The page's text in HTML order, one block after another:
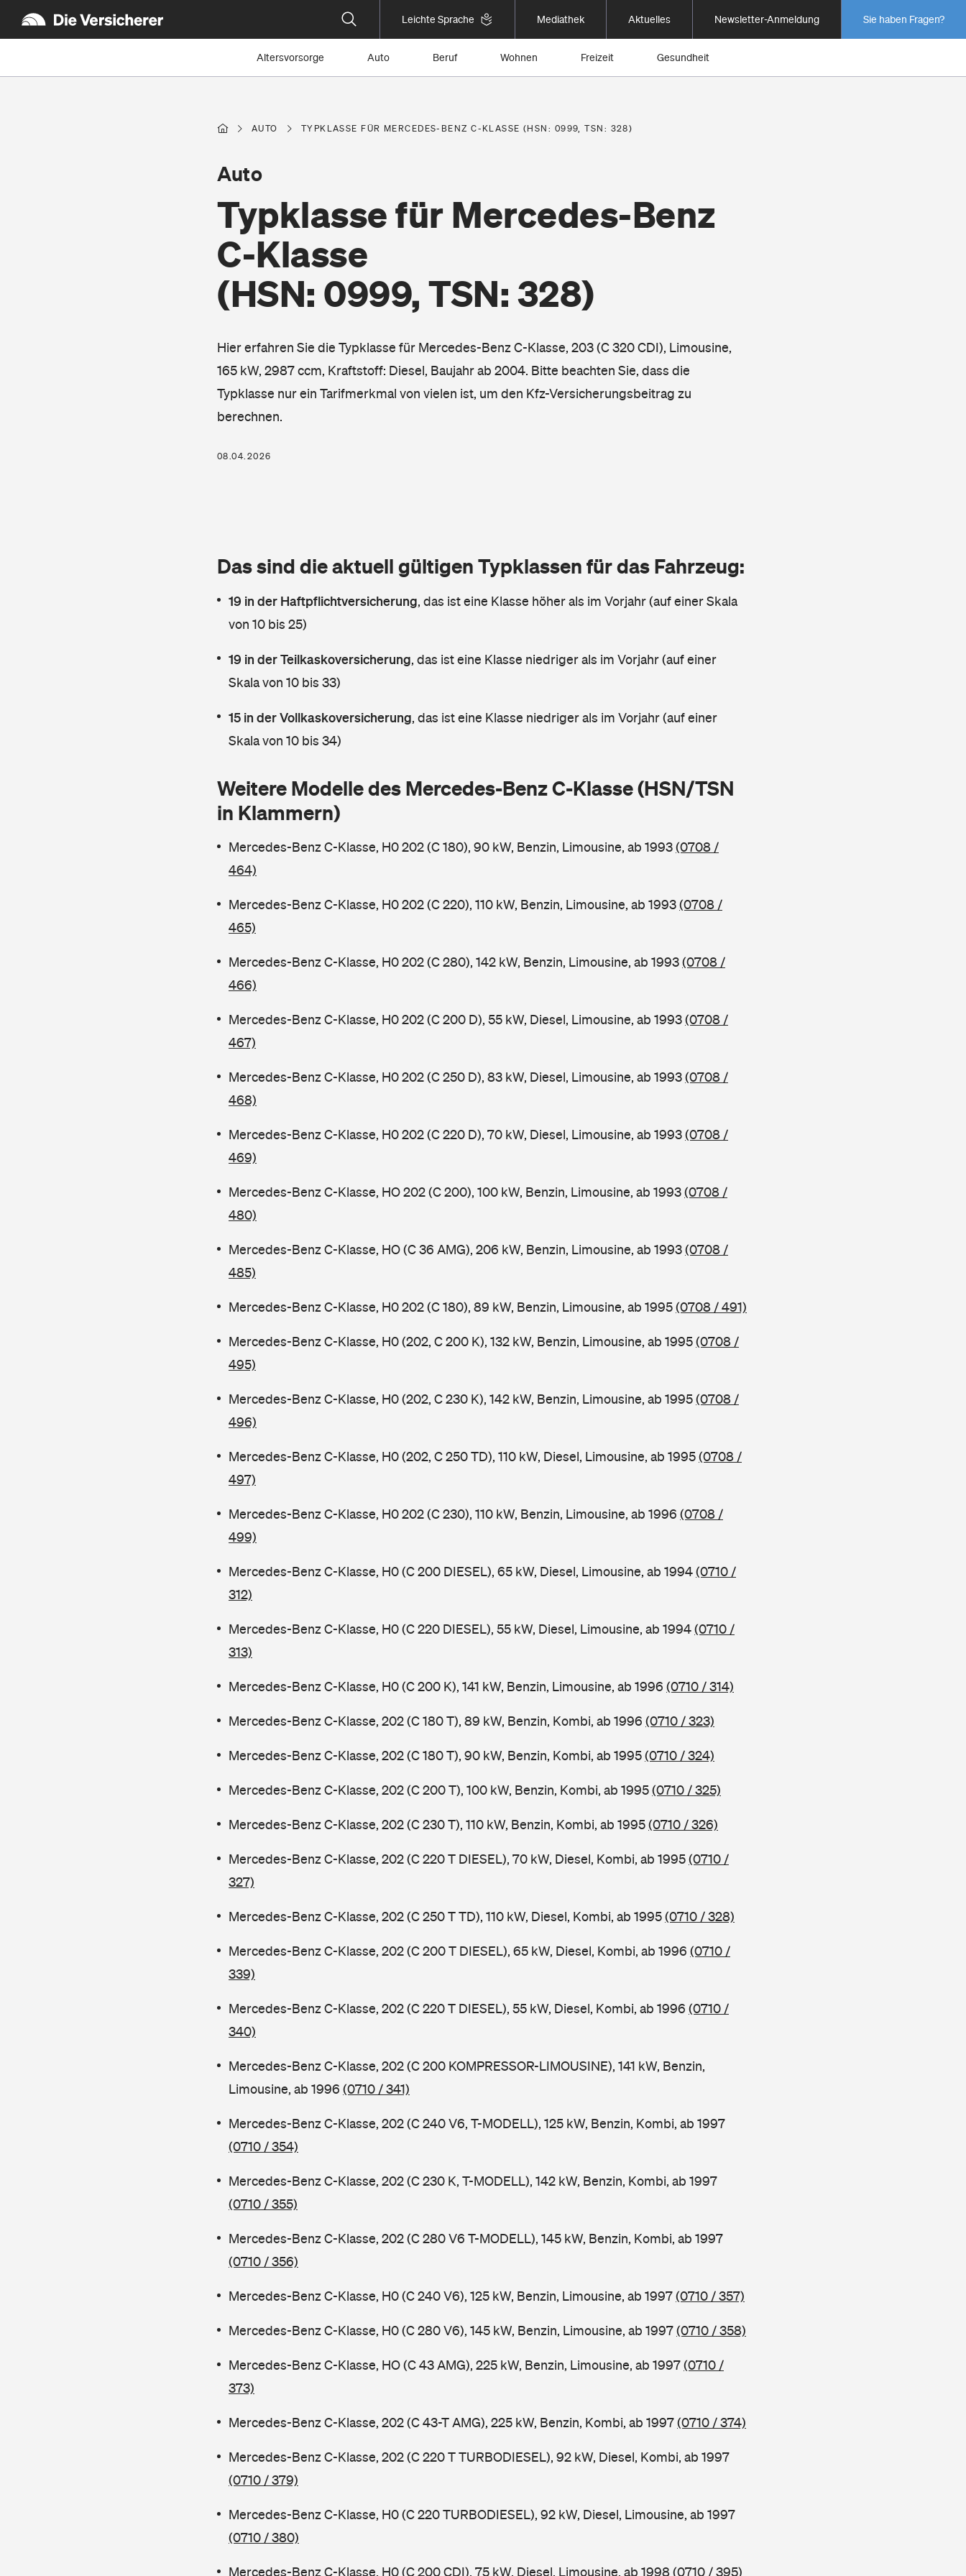
Leichte Sprache Mediathek Aktuelles Newsletter-Anmeldung Sie haben Fragen?
Altersvorsorge Auto Beruf Wohnen Freizeit Gesundheit
AUTO TYPKLASSE FÜR MERCEDES-BENZ C-KLASSE (HSN: 0999, TSN: 328)
Typklasse für Mercedes-Benz
C-Klasse
(HSN: 0999, TSN: 328)
Auto
Hier erfahren Sie die Typklasse für Mercedes-Benz C-Klasse, 203 (C 320 CDI), Limousine,
165 kW, 2987 ccm, Kraftstoff: Diesel, Baujahr ab 2004. Bitte beachten Sie, dass die
Typklasse nur ein Tarifmerkmal von vielen ist, um den Kfz-Versicherungsbeitrag zu
berechnen.
08.04.2026
Das sind die aktuell gültigen Typklassen für das Fahrzeug:
19 in der Haftpflichtversicherung, das ist eine Klasse höher als im Vorjahr (auf einer Skala
von 10 bis 25)
19 in der Teilkaskoversicherung, das ist eine Klasse niedriger als im Vorjahr (auf einer
Skala von 10 bis 33)
15 in der Vollkaskoversicherung, das ist eine Klasse niedriger als im Vorjahr (auf einer
Skala von 10 bis 34)
Weitere Modelle des Mercedes-Benz C-Klasse (HSN/TSN
in Klammern)
Mercedes-Benz C-Klasse, H0 202 (C 180), 90 kW, Benzin, Limousine, ab 1993(0708 /
464)
Mercedes-Benz C-Klasse, H0 202 (C 220), 110 kW, Benzin, Limousine, ab 1993(0708 /
465)
Mercedes-Benz C-Klasse, H0 202 (C 280), 142 kW, Benzin, Limousine, ab 1993(0708 /
466)
Mercedes-Benz C-Klasse, H0 202 (C 200 D), 55 kW, Diesel, Limousine, ab 1993(0708 /
467)
Mercedes-Benz C-Klasse, H0 202 (C 250 D), 83 kW, Diesel, Limousine, ab 1993(0708 /
468)
Mercedes-Benz C-Klasse, H0 202 (C 220 D), 70 kW, Diesel, Limousine, ab 1993(0708 /
469)
Mercedes-Benz C-Klasse, HO 202 (C 200), 100 kW, Benzin, Limousine, ab 1993(0708 /
480)
Mercedes-Benz C-Klasse, HO (C 36 AMG), 206 kW, Benzin, Limousine, ab 1993(0708 /
485)
Mercedes-Benz C-Klasse, H0 202 (C 180), 89 kW, Benzin, Limousine, ab 1995(0708 / 491)
Mercedes-Benz C-Klasse, H0 (202, C 200 K), 132 kW, Benzin, Limousine, ab 1995(0708 /
495)
Mercedes-Benz C-Klasse, H0 (202, C 230 K), 142 kW, Benzin, Limousine, ab 1995(0708 /
496)
Mercedes-Benz C-Klasse, H0 (202, C 250 TD), 110 kW, Diesel, Limousine, ab 1995(0708 /
497)
Mercedes-Benz C-Klasse, H0 202 (C 230), 110 kW, Benzin, Limousine, ab 1996 (0708 /
499)
Mercedes-Benz C-Klasse, H0 (C 200 DIESEL), 65 kW, Diesel, Limousine, ab 1994(0710 /
312)
Mercedes-Benz C-Klasse, H0 (C 220 DIESEL), 55 kW, Diesel, Limousine, ab 1994(0710 /
313)
Mercedes-Benz C-Klasse, H0 (C 200 K), 141 kW, Benzin, Limousine, ab 1996 (0710 / 314)
Mercedes-Benz C-Klasse, 202 (C 180 T), 89 kW, Benzin, Kombi, ab 1996 (0710 / 323)
Mercedes-Benz C-Klasse, 202 (C 180 T), 90 kW, Benzin, Kombi, ab 1995(0710 / 324)
Mercedes-Benz C-Klasse, 202 (C 200 T), 100 kW, Benzin, Kombi, ab 1995(0710 / 325)
Mercedes-Benz C-Klasse, 202 (C 230 T), 110 kW, Benzin, Kombi, ab 1995(0710 / 326)
Mercedes-Benz C-Klasse, 202 (C 220 T DIESEL), 70 kW, Diesel, Kombi, ab 1995(0710 /
327)
Mercedes-Benz C-Klasse, 202 (C 250 T TD), 110 kW, Diesel, Kombi, ab 1995(0710 / 328)
Mercedes-Benz C-Klasse, 202 (C 200 T DIESEL), 65 kW, Diesel, Kombi, ab 1996 (0710 /
339)
Mercedes-Benz C-Klasse, 202 (C 220 T DIESEL), 55 kW, Diesel, Kombi, ab 1996 (0710 /
340)
Mercedes-Benz C-Klasse, 202 (C 200 KOMPRESSOR-LIMOUSINE), 141 kW, Benzin,
Limousine, ab 1996 (0710 / 341)
Mercedes-Benz C-Klasse, 202 (C 240 V6, T-MODELL), 125 kW, Benzin, Kombi, ab 1997
(0710 / 354)
Mercedes-Benz C-Klasse, 202 (C 230 K, T-MODELL), 142 kW, Benzin, Kombi, ab 1997
(0710 / 355)
Mercedes-Benz C-Klasse, 202 (C 280 V6 T-MODELL), 145 kW, Benzin, Kombi, ab 1997
(0710 / 356)
Mercedes-Benz C-Klasse, H0 (C 240 V6), 125 kW, Benzin, Limousine, ab 1997(0710 / 357)
Mercedes-Benz C-Klasse, H0 (C 280 V6), 145 kW, Benzin, Limousine, ab 1997(0710 / 358)
Mercedes-Benz C-Klasse, HO (C 43 AMG), 225 kW, Benzin, Limousine, ab 1997(0710 /
373)
Mercedes-Benz C-Klasse, 202 (C 43-T AMG), 225 kW, Benzin, Kombi, ab 1997(0710 / 374)
Mercedes-Benz C-Klasse, 202 (C 220 T TURBODIESEL), 92 kW, Diesel, Kombi, ab 1997
(0710 / 379)
Mercedes-Benz C-Klasse, H0 (C 220 TURBODIESEL), 92 kW, Diesel, Limousine, ab 1997
(0710 / 380)
Mercedes-Benz C-Klasse, H0 (C 200 CDI), 75 kW, Diesel, Limousine, ab 1998(0710 / 395)